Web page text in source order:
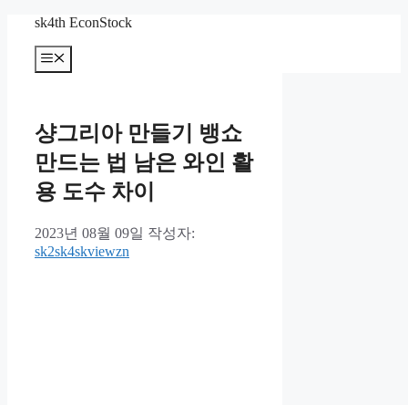
sk4th EconStock
메
뉴
샹그리아 만들기 뱅쇼
만드는 법 남은 와인 활
용 도수 차이
2023년 08월 09일 작성자:
sk2sk4skviewzn